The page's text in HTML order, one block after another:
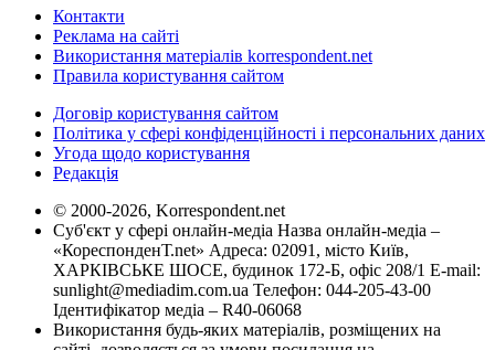
Контакти
Реклама на сайті
Використання матеріалів korrespondent.net
Правила користування сайтом
Договір користування сайтом
Політика у сфері конфіденційності і персональних даних
Угода щодо користування
Редакція
© 2000-2026, Korrespondent.net
Суб'єкт у сфері онлайн-медіа Назва онлайн-медіа –
«КореспонденТ.net» Адреса: 02091, місто Київ,
ХАРКІВСЬКЕ ШОСЕ, будинок 172-Б, офіс 208/1 E-mail:
sunlight@mediadim.com.ua Телефон: 044-205-43-00
Ідентифікатор медіа – R40-06068
Використання будь-яких матеріалів, розміщених на